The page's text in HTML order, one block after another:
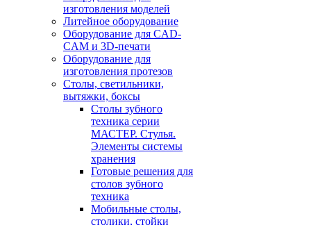
изготовления моделей
Литейное оборудование
Оборудование для CAD-
CAM и 3D-печати
Оборудование для
изготовления протезов
Cтолы, светильники,
вытяжки, боксы
Столы зубного
техника серии
МАСТЕР. Стулья.
Элементы системы
хранения
Готовые решения для
столов зубного
техника
Мобильные столы,
столики, стойки